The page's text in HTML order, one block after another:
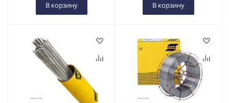
В корзину В корзину